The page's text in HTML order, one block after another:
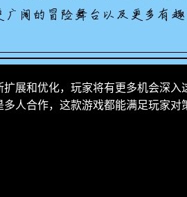
展和优化，玩家将有更多机会深
人合作，这款游戏都能满足玩家